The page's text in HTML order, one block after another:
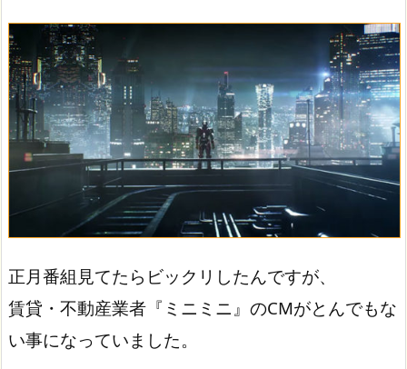
正月番組見てたらビックリしたんですが、
賃貸・不動産業者『ミニミニ』のCMがとんでもな
い事になっていました。